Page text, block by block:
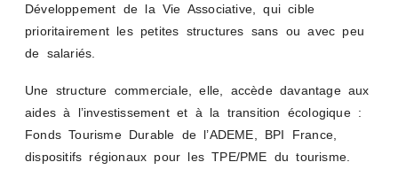
Développement de la Vie Associative, qui cible
prioritairement les petites structures sans ou avec peu
de salariés.
Une structure commerciale, elle, accède davantage aux
aides à l’investissement et à la transition écologique :
Fonds Tourisme Durable de l’ADEME, BPI France,
dispositifs régionaux pour les TPE/PME du tourisme.